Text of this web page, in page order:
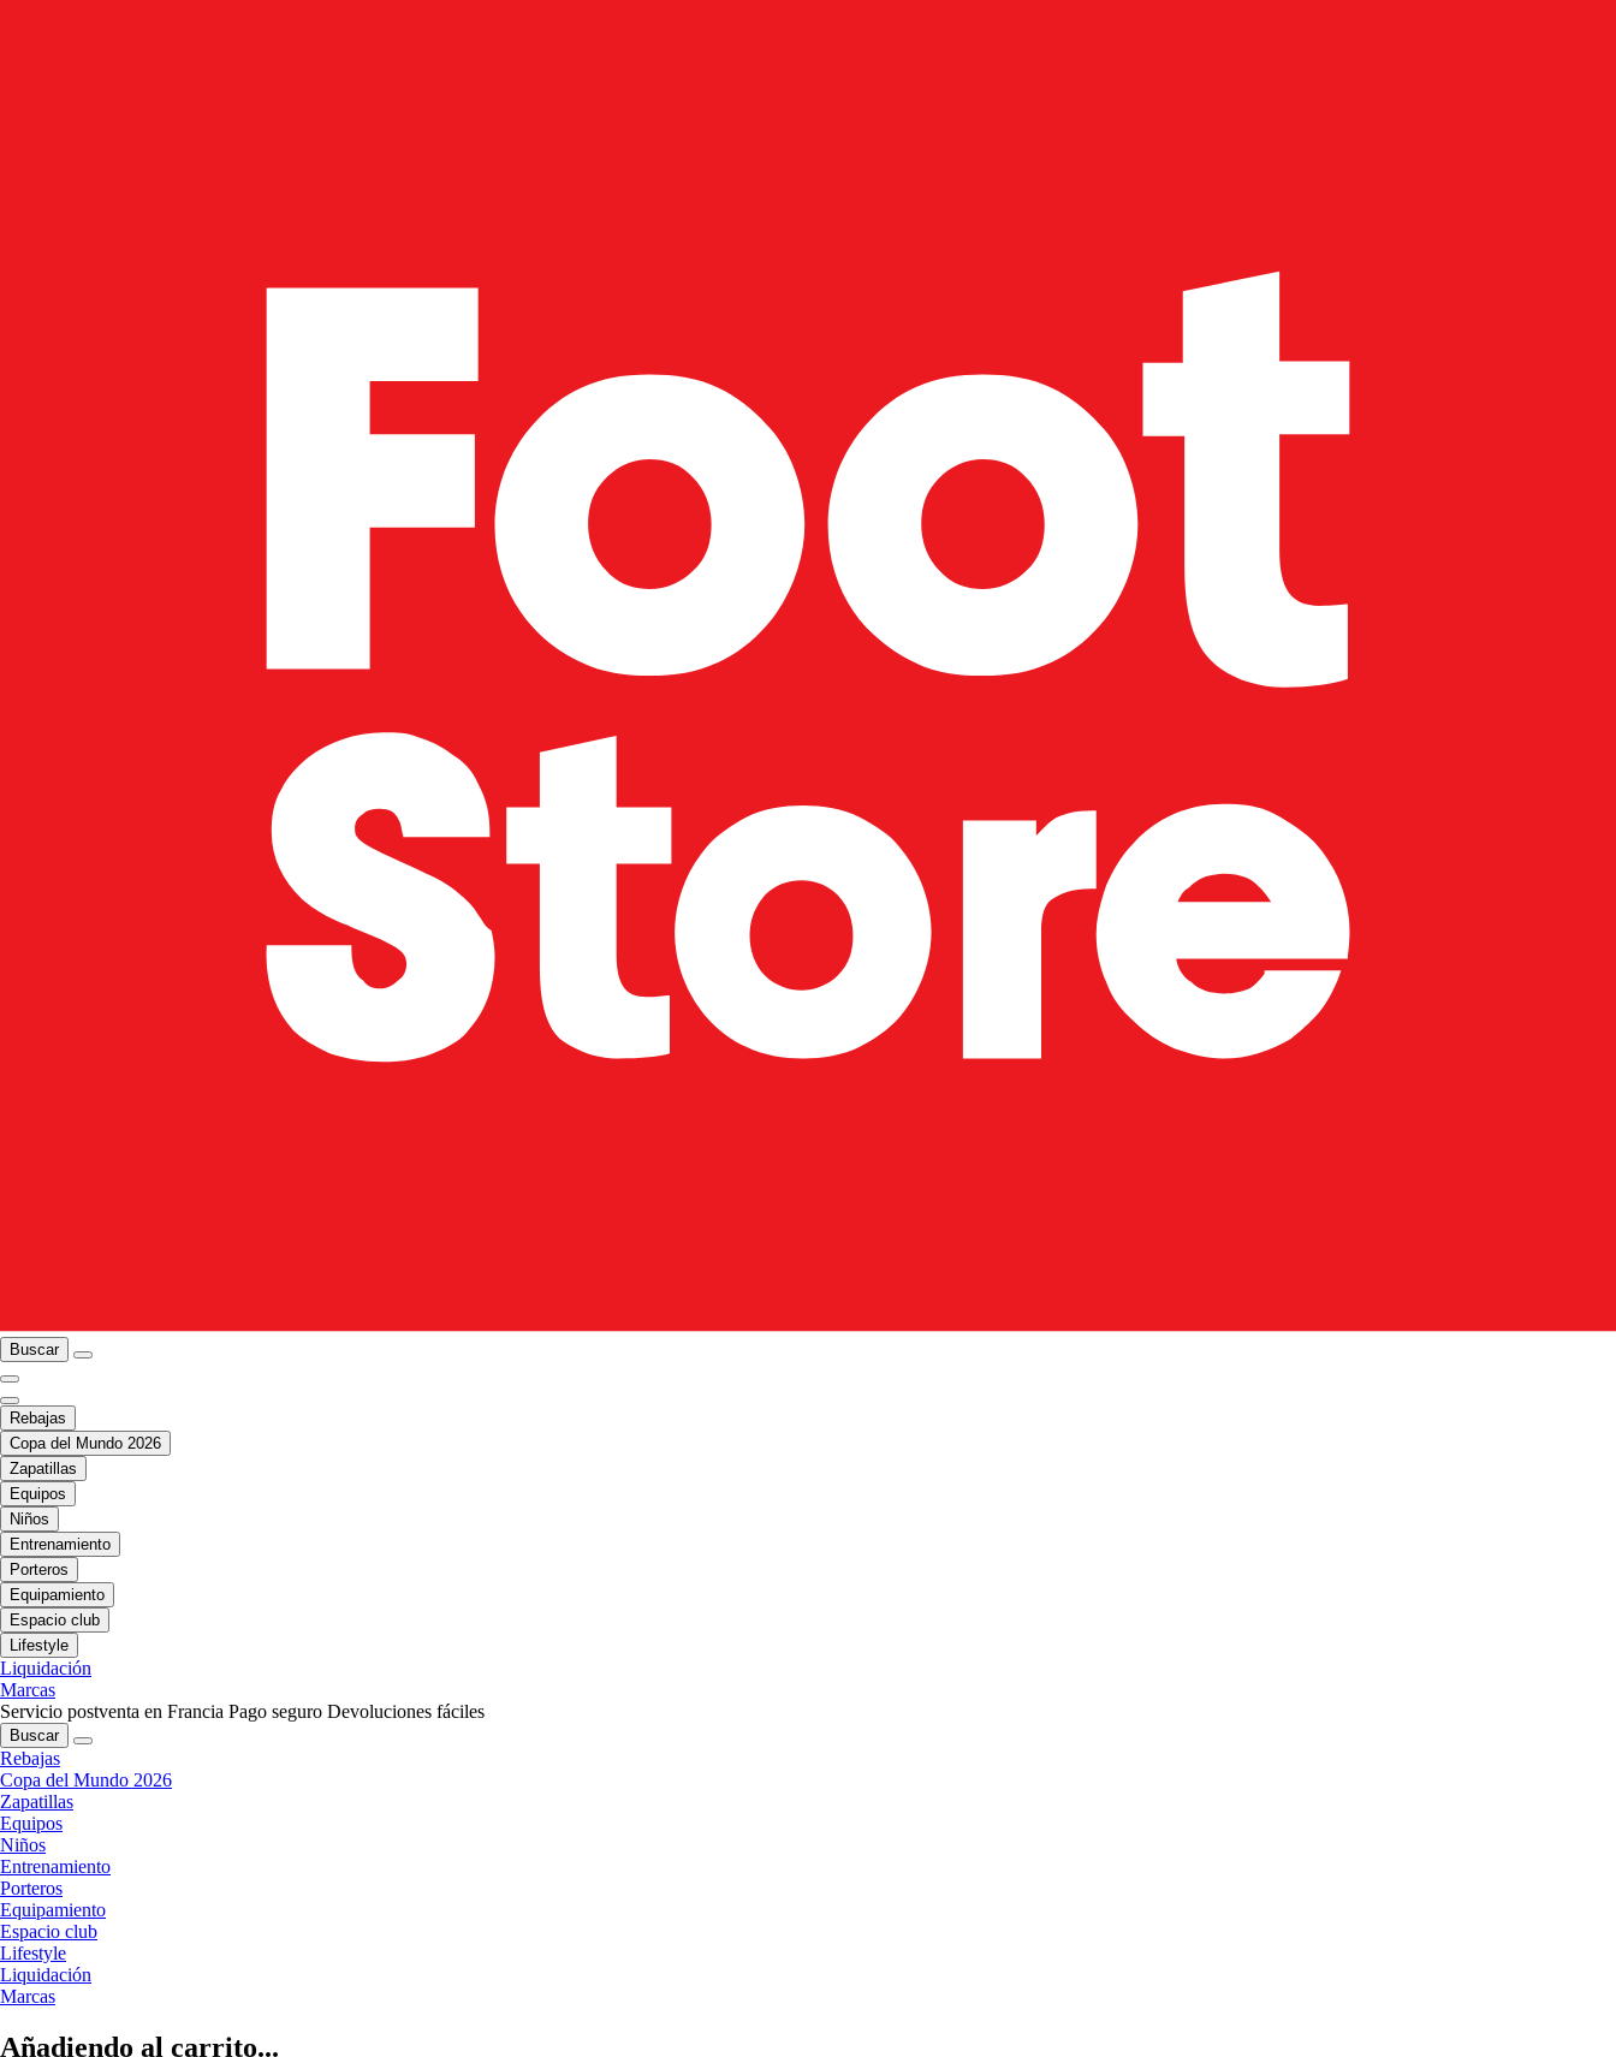
Buscar
Rebajas
Copa del Mundo 2026
Zapatillas
Equipos
Niños
Entrenamiento
Porteros
Equipamiento
Espacio club
Lifestyle
Liquidación
Marcas
Servicio postventa en Francia Pago seguro Devoluciones fáciles
Buscar
Rebajas
Copa del Mundo 2026
Zapatillas
Equipos
Niños
Entrenamiento
Porteros
Equipamiento
Espacio club
Lifestyle
Liquidación
Marcas
Añadiendo al carrito...